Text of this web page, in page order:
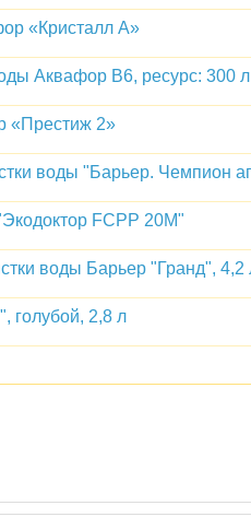
«Кристалл А»
Аквафор B6, ресурс: 300 л
«Престиж 2»
воды "Барьер. Чемпион
FCPP 20M"
воды Барьер "Гранд", 4,2
голубой, 2,8 л